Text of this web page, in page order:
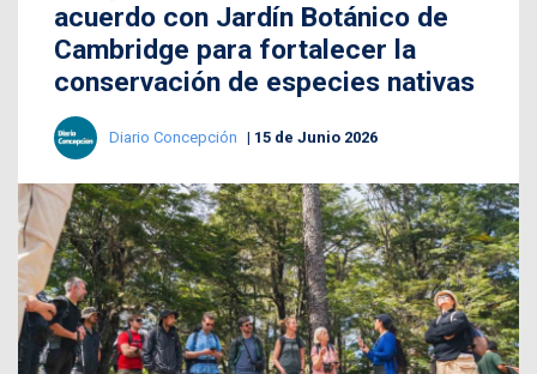
acuerdo con Jardín Botánico de
Cambridge para fortalecer la
conservación de especies nativas
Diario Concepción 15 de Junio 2026